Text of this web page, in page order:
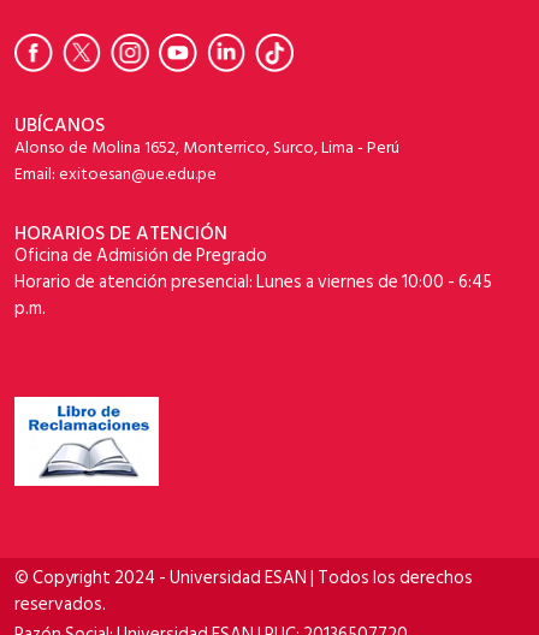
UBÍCANOS
Alonso de Molina 1652, Monterrico, Surco, Lima - Perú
Email: exitoesan@ue.edu.pe
HORARIOS DE ATENCIÓN
Oficina de Admisión de Pregrado
Horario de atención presencial: Lunes a viernes de 10:00 - 6:45
p.m.
© Copyright 2024 - Universidad ESAN | Todos los derechos
reservados.